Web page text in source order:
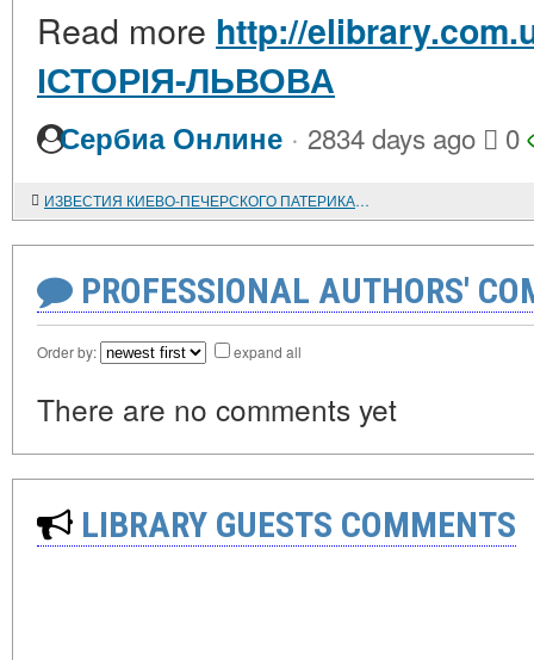
Read more http://
ІСТОРІЯ-ЛЬВОВА
Сербиа Онлине · 2834 days ago 0
ИЗВЕСТИЯ КИЕВО-ПЕЧЕРСКОГО ПАТЕРИКА О ДРЕВНЕЙ РУСИ
PROFESSIONAL AUTHORS'
Order by: expand all
There are no comments yet
LIBRARY GUESTS COMMENTS